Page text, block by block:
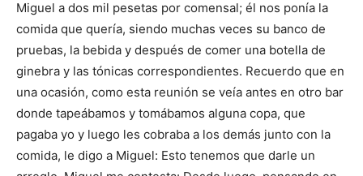
Miguel a dos mil pesetas por comensal; él nos ponía la
comida que quería, siendo muchas veces su banco de
pruebas, la bebida y después de comer una botella de
ginebra y las tónicas correspondientes. Recuerdo que en
una ocasión, como esta reunión se veía antes en otro bar
donde tapeábamos y tomábamos alguna copa, que
pagaba yo y luego les cobraba a los demás junto con la
comida, le digo a Miguel: Esto tenemos que darle un